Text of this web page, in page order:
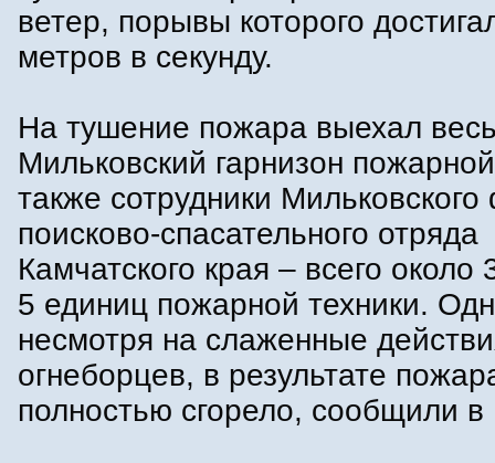
ветер, порывы которого
метров в секунду.
На тушение пожара выехал
Мильковский гарнизон
также сотрудники
поисково-спасательного отряда
Камчатского края – всего около
5 единиц пожарной техники.
несмотря на слаженные
огнеборцев, в результате
полностью сгорело, сообщили